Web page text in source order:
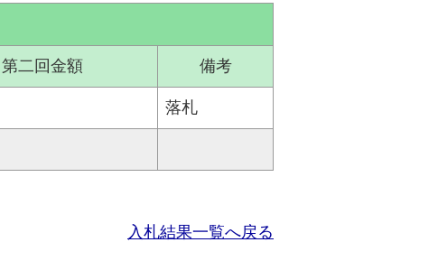
第二回金額 備考
落札
入札結果一覧へ戻る